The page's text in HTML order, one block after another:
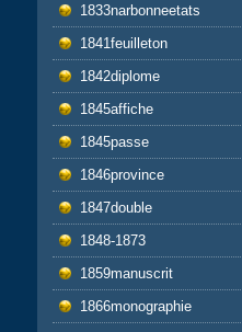
1833narbonneetats
1841feuilleton
1842diplome
1845affiche
1845passe
1846province
1847double
1848-1873
1859manuscrit
1866monographie